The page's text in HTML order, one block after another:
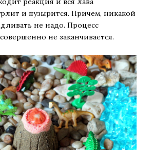
и пузырится. Причем, никакой
не надо. Процесс
не заканчивается.